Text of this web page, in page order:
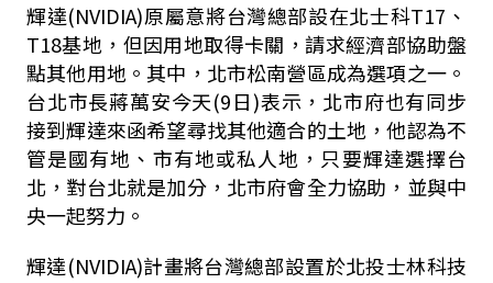
輝達(NVIDIA)原屬意將台灣總部設在北士科T17、
T18基地，但因用地取得卡關，請求經濟部協助盤
點其他用地。其中，北市松南營區成為選項之一。
台北市長蔣萬安今天(9日)表示，北市府也有同步
接到輝達來函希望尋找其他適合的土地，他認為不
管是國有地、市有地或私人地，只要輝達選擇台
北，對台北就是加分，北市府會全力協助，並與中
央一起努力。
輝達(NVIDIA)計畫將台灣總部設置於北投士林科技